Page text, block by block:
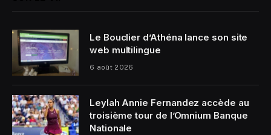
Le Bouclier d’Athéna lance son site
web multilingue
6 août 2026
Leylah Annie Fernandez accède au
troisième tour de l’Omnium Banque
Nationale